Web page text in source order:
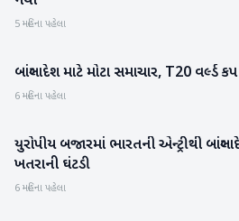
5 મહિના પહેલા
રમતગમત
બાંગ્લાદેશ માટે મોટા સમાચાર, T20 વર્લ્ડ
6 મહિના પહેલા
રાષ્ટ્રીય
યુરોપીય બજારમાં ભારતની એન્ટ્રીથી
ખતરાની ઘંટડી
6 મહિના પહેલા